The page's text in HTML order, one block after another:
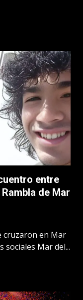
entre
de Mar
cruzaron en Mar
sociales Mar del...